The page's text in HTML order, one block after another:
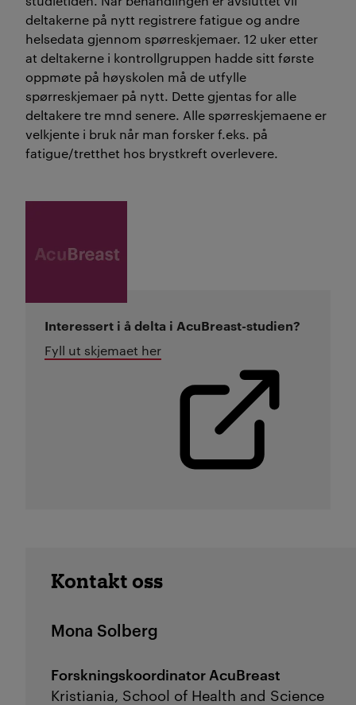
deltakerne på nytt registrere fatigue og andre
helsedata gjennom spørreskjemaer. 12 uker etter
at deltakerne i kontrollgruppen hadde sitt første
oppmøte på høyskolen må de utfylle
spørreskjemaer på nytt. Dette gjentas for alle
deltakere tre mnd senere. Alle spørreskjemaene er
velkjente i bruk når man forsker f.eks. på
fatigue/tretthet hos brystkreft overlevere.
Interessert i å delta i AcuBreast-studien?
Fyll ut skjemaet her
Kontakt oss
Mona Solberg
Forskningskoordinator AcuBreast
Kristiania, School of Health and Science